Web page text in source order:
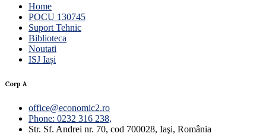
Home
POCU 130745
Suport Tehnic
Biblioteca
Noutati
ISJ Iași
Corp A
office@economic2.ro
Phone: 0232 316 238,
Str. Sf. Andrei nr. 70, cod 700028, Iaşi, România